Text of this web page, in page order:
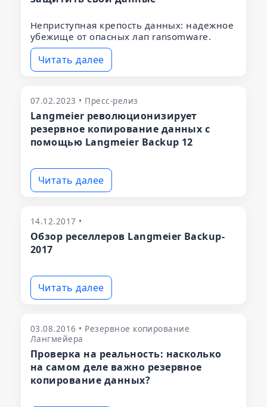
Неприступная крепость данных: надежное
убежище от опасных лап ransomware.
Читать далее
07.02.2023 • Пресс-релиз
Langmeier революционизирует
резервное копирование данных с
помощью Langmeier Backup 12
Читать далее
14.12.2017 •
Обзор реселлеров Langmeier Backup-
2017
Читать далее
03.08.2016 • Резервное копирование
Лангмейера
Проверка на реальность: насколько
на самом деле важно резервное
копирование данных?